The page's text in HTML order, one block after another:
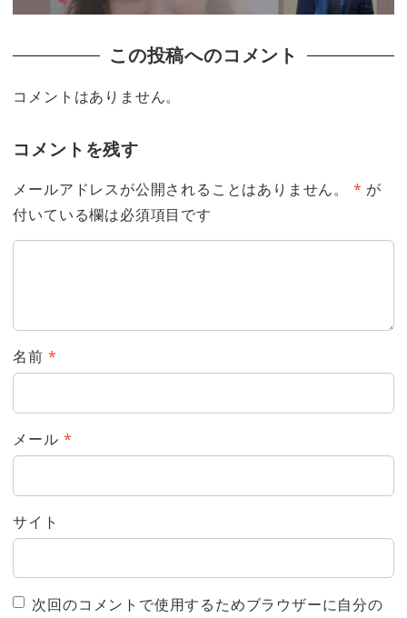
この投稿へのコメント
コメントはありません。
コメントを残す
メールアドレスが公開されることはありません。 * が
付いている欄は必須項目です
名前 *
メール *
サイト
次回のコメントで使用するためブラウザーに自分の